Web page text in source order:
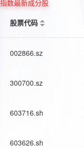
指数最新成分股
股票代码
002866.sz
300700.sz
603716.sh
603626.sh